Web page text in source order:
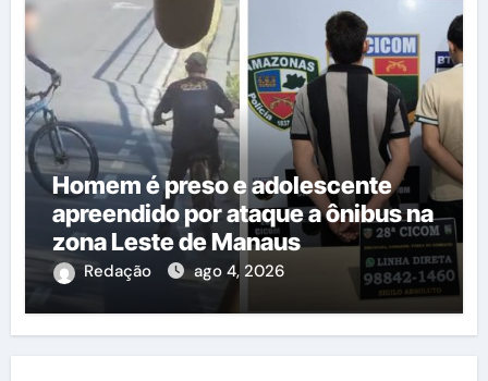
Homem é preso e adolescente
apreendido por ataque a ônibus na
zona Leste de Manaus
Redação ago 4, 2026